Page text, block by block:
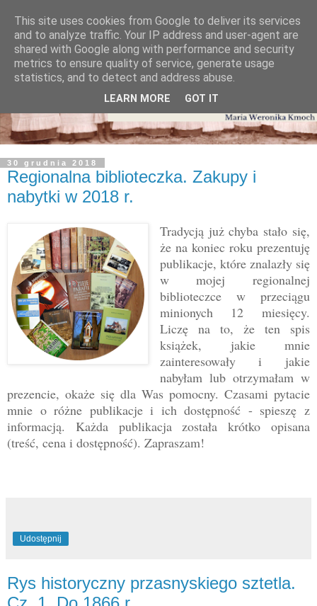
30 grudnia 2018
Regionalna biblioteczka. Zakupy i
nabytki w 2018 r.
Tradycją już chyba stało się,
że na koniec roku prezentuję
publikacje, które znalazły się
w mojej regionalnej
biblioteczce w przeciągu
minionych 12 miesięcy.
Liczę na to, że ten spis
książek, jakie mnie
zainteresowały i jakie
nabyłam lub otrzymałam w
prezencie, okaże się dla Was pomocny. Czasami pytacie
mnie o różne publikacje i ich dostępność - spieszę z
informacją. Każda publikacja została krótko opisana
(treść, cena i dostępność). Zapraszam!
Udostępnij
Rys historyczny przasnyskiego sztetla.
This site uses cookies from Google to deliver its services
and to analyze traffic. Your IP address and user-agent are
shared with Google along with performance and security
metrics to ensure quality of service, generate usage
statistics, and to detect and address abuse.
LEARN MORE GOT IT